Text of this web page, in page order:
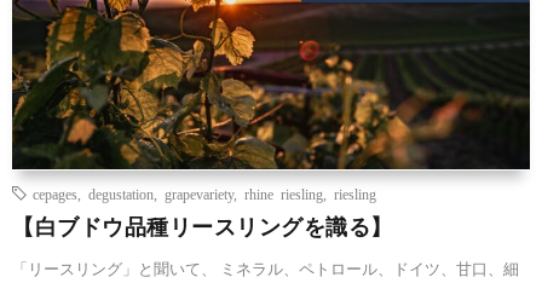
cepages degustation grapevariety, rhine riesling riesling
【白ブドウ品種リースリングを識る】
「リースリング」と聞いて、 ミネラル、ペトロール、ドイツ、甘口、細